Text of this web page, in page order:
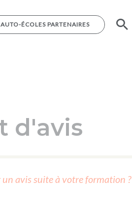
AUTO-ÉCOLES PARTENAIRES
AUTO-ÉCOLES PARTENAIRES
d'avis
avis suite à votre formation ?